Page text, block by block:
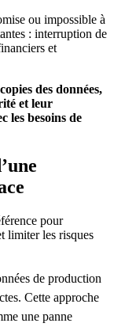
ou impossible à
: interruption de
et
des données,
et leur
les besoins de
pour
limiter les risques
de production
Cette approche
une panne